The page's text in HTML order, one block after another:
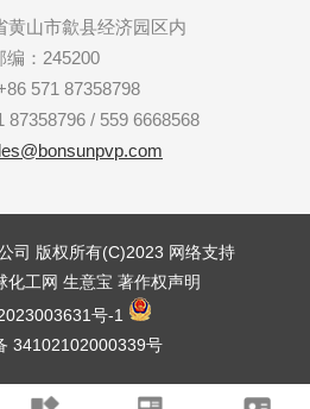
黄山市歙县经济园区内
编：245200
571 87358798
87358796 / 559 6668568
司 版权所有(C)2023 网络支持
化工网 生意宝 著作权声明
号-1
34102102000339号